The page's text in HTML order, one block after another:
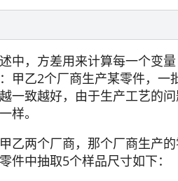
中，方差用来计算每一个变
甲乙2个厂商生产某零件，一
一致越好，由于生产工艺的
样。
乙两个厂商，那个厂商生产
件中抽取5个样品尺寸如下：